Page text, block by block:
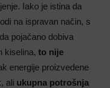
Iako je istina da
na ispravan način, s
pojačano dobiva
kiselina, to nije
energije proizvedene
ali ukupna potrošnja